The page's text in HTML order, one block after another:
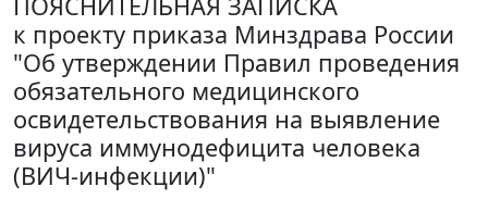
ПОЯСНИТЕЛЬНАЯ ЗАПИСКА
к проекту приказа Минздрава России
"Об утверждении Правил проведения
обязательного медицинского
освидетельствования на выявление
вируса иммунодефицита человека
(ВИЧ-инфекции)"